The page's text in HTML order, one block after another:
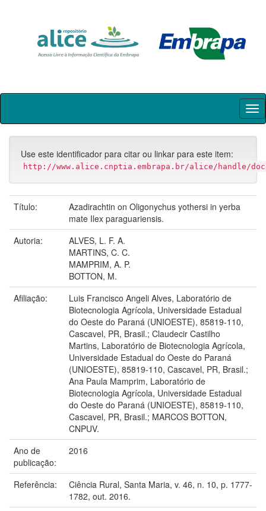
Skip
Use este identificador para citar ou linkar para este item:
http://www.alice.cnptia.embrapa.br/alice/handle/doc/
Título:
Azadirachtin on Oligonychus yothersi in yerba
mate Ilex paraguariensis.
Autoria:
ALVES, L. F. A.
MARTINS, C. C.
MAMPRIM, A. P.
BOTTON, M.
Afiliação:
Luis Francisco Angeli Alves, Laboratório de
Biotecnologia Agrícola, Universidade Estadual
do Oeste do Paraná (UNIOESTE), 85819-110,
Cascavel, PR, Brasil.; Claudecir Castilho
Martins, Laboratório de Biotecnologia Agrícola,
Universidade Estadual do Oeste do Paraná
(UNIOESTE), 85819-110, Cascavel, PR, Brasil.;
Ana Paula Mamprim, Laboratório de
Biotecnologia Agrícola, Universidade Estadual
do Oeste do Paraná (UNIOESTE), 85819-110,
Cascavel, PR, Brasil.; MARCOS BOTTON,
CNPUV.
Ano de
publicação:
2016
Referência:
Ciência Rural, Santa Maria, v. 46, n. 10, p. 1777-
1782, out. 2016.